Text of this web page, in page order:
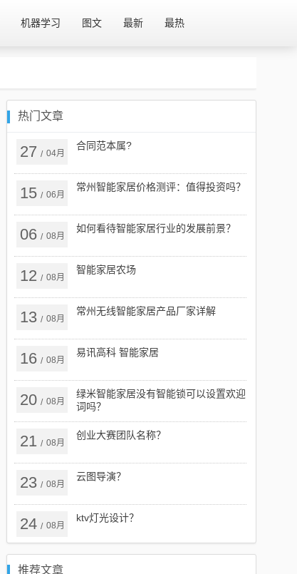
机器学习 图文 最新 最热
热门文章
27 / 04月
合同范本属?
15 / 06月
常州智能家居价格测评：值得投资吗？
06 / 08月
如何看待智能家居行业的发展前景？
12 / 08月
智能家居农场
13 / 08月
常州无线智能家居产品厂家详解
16 / 08月
易讯高科 智能家居
20 / 08月
绿米智能家居没有智能锁可以设置欢迎
词吗？
21 / 08月
创业大赛团队名称？
23 / 08月
云图导演？
24 / 08月
ktv灯光设计？
推荐文章